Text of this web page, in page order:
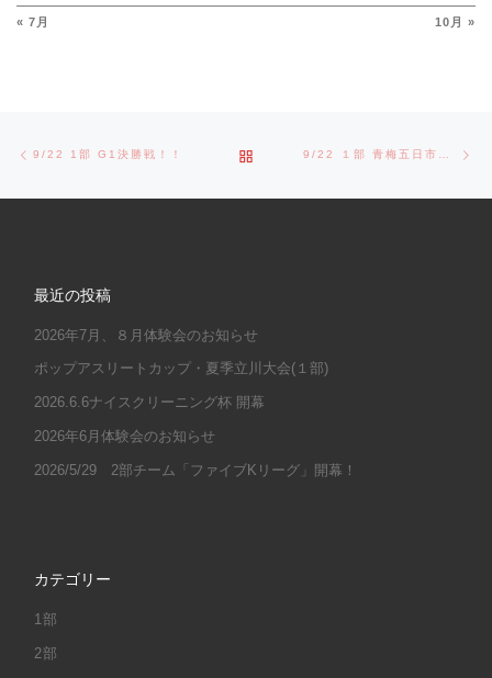
« 7月 10月 »
Post navigation
9/22 1部 G1決勝戦！！ BACK TO POST LIST 9/22 １部 青梅五日市沿線大会
最近の投稿
2026年7月、８月体験会のお知らせ
ポップアスリートカップ・夏季立川大会(１部)
2026.6.6ナイスクリーニング杯 開幕
2026年6月体験会のお知らせ
2026/5/29 2部チーム「ファイブKリーグ」開幕！
カテゴリー
1部
2部